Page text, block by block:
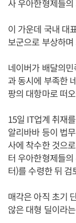
사 우아한형제들
이 가운데 국내 대
보군으로 부상하
네이버가 배달의
과 동시에 부족한
팡의 대항마로 떠
15일 IT업계 취재
알리바바 등이 법
사에 착수한 것으
터 우아한형제들
터)를 수령한 뒤
매각은 아직 초기
않은 대형 딜이라